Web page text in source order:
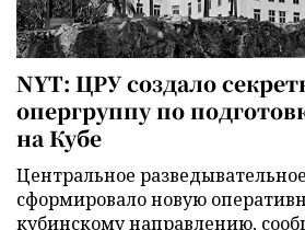
NYT: ЦРУ создало
опергруппу по
на Кубе
Центральное
сформировало новую
кубинскому направлению,